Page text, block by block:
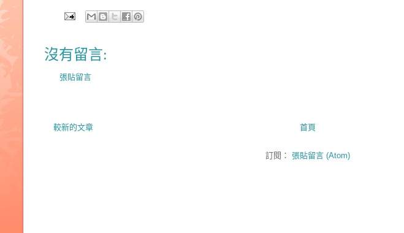
沒有留言:
張貼留言
較新的文章 首頁
訂閱： 張貼留言 (Atom)